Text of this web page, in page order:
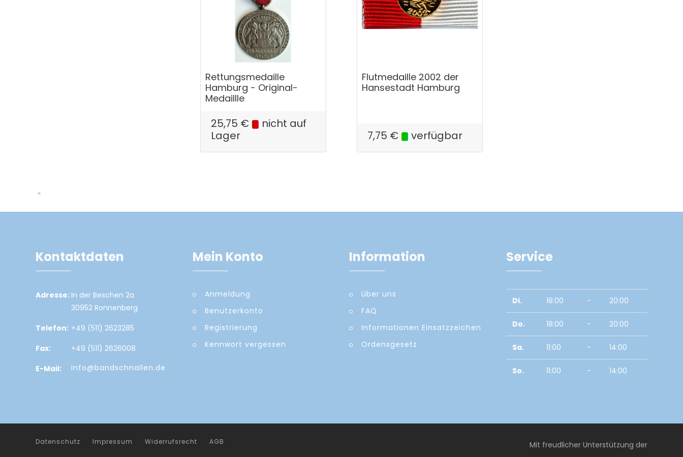
Rettungsmedaille
Hamburg - Original-
Medaillle
25,75 €
nicht auf
Lager
Flutmedaille 2002 der
Hansestadt Hamburg
7,75 € verfügbar
Kontaktdaten
Adresse: In der Beschen 2a
30952 Ronnenberg
Telefon: +49 (511) 2623285
Fax:
+49 (511) 2626008
E-Mail:
info@bandschnallen.de
Mein Konto
Anmeldung
Benutzerkonto
Registrierung
Kennwort vergessen
Information
Über uns
FAQ
Informationen Einsatzzeichen
Ordensgesetz
Service
Di. 18:00 - 20:00
Do. 18:00 - 20:00
Sa. 11:00 - 14:00
So. 11:00 - 14:00
Datenschutz Impressum Widerrufsrecht AGB Mit freudlicher Unterstützung der